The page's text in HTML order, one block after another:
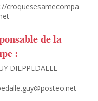
croquesesamecompa
de la
:
DIEPPEDALLE